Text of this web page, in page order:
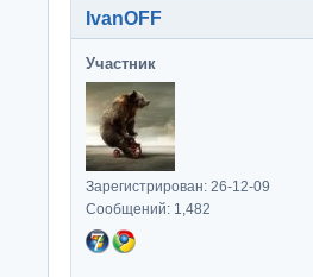
IvanOFF
Участник
Зарегистрирован: 26-12-09
Сообщений: 1,482